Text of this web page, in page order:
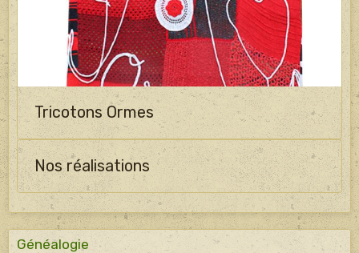
Tricotons Ormes
Nos réalisations
Généalogie